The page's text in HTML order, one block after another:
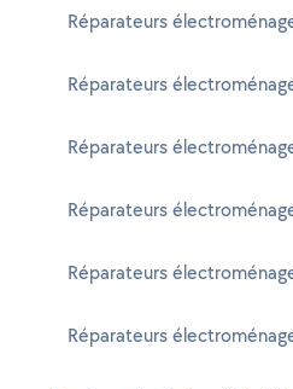
Réparateurs
Réparateurs
Réparateurs
Réparateurs
Réparateurs
Réparateurs